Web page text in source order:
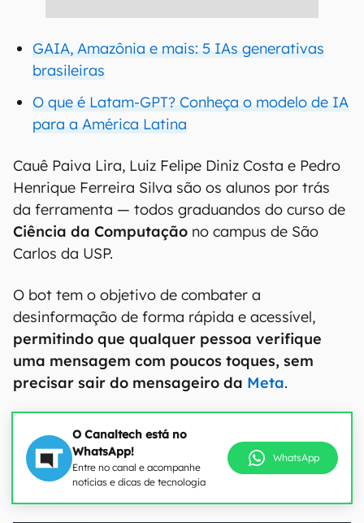
GAIA, Amazônia e mais: 5 IAs generativas
brasileiras
O que é Latam-GPT? Conheça o modelo de IA
para a América Latina
Cauê Paiva Lira, Luiz Felipe Diniz Costa e Pedro
Henrique Ferreira Silva são os alunos por trás
da ferramenta — todos graduandos do curso de
Ciência da Computação no campus de São
Carlos da USP.
O bot tem o objetivo de combater a
desinformação de forma rápida e acessível,
permitindo que qualquer pessoa verifique
uma mensagem com poucos toques, sem
precisar sair do mensageiro da Meta.
O Canaltech está no
WhatsApp!
Entre no canal e acompanhe
notícias e dicas de tecnologia
WhatsApp